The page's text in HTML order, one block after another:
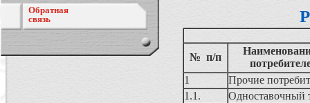
Обратная
связь
№ п/п
1
Прочие
1.1.
Одноставочный